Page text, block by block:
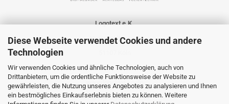
Diese Webseite verwendet Cookies und andere
Technologien
Wir verwenden Cookies und ähnliche Technologien, auch von
Drittanbietern, um die ordentliche Funktionsweise der Website zu
gewährleisten, die Nutzung unseres Angebotes zu analysieren und Ihnen
ein bestmögliches Einkaufserlebnis bieten zu können. Weitere
Logotext e.K.
Herkenrathweg 9
www.logotext.koeln
kontakt@logotext.koeln